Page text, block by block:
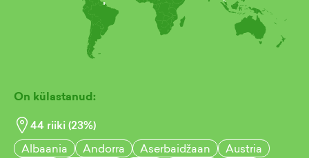
On külastanud:
44 riiki (23%)
Albaania
Andorra Aserbaidžaan
Austria